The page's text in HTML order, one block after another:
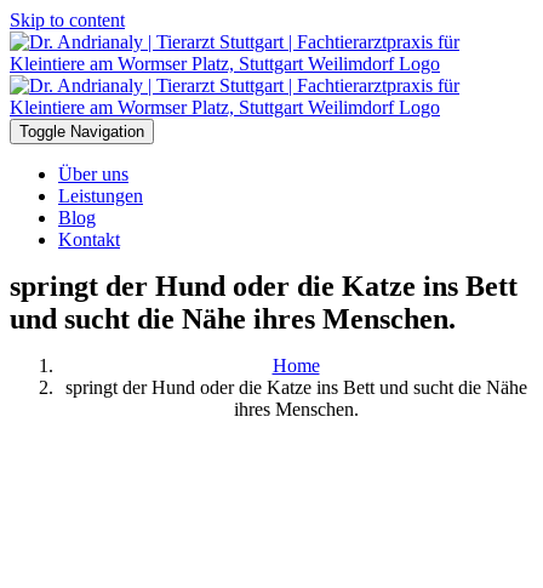
Skip to content
Toggle Navigation
Über uns
Leistungen
Blog
Kontakt
springt der Hund oder die Katze ins Bett
und sucht die Nähe ihres Menschen.
Home
springt der Hund oder die Katze ins Bett und sucht die Nähe
ihres Menschen.